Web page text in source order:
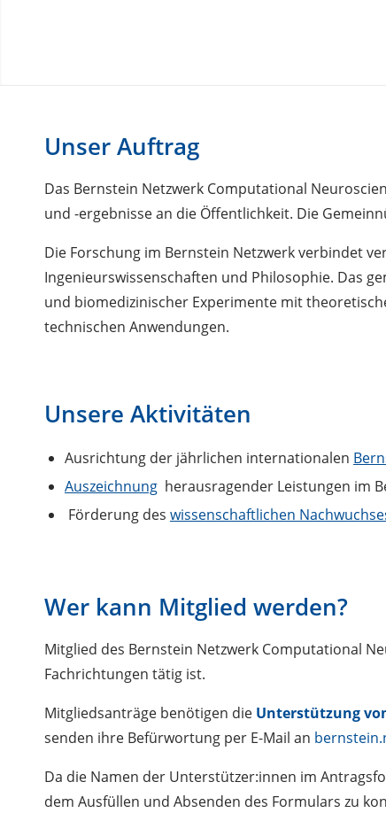
Unser Auftrag
Das Bernstein Netzwerk Computational
und -ergebnisse an die Öffentlichkeit. Die
Die Forschung im Bernstein Netzwerk verbindet
Ingenieurswissenschaften und Philosophie. Das
und biomedizinischer Experimente mit
technischen Anwendungen.
Unsere Aktivitäten
Ausrichtung der jährlichen internationalen
Auszeichnung herausragender Leistungen im
Förderung des wissenschaftlichen
Wer kann Mitglied werden?
Mitglied des Bernstein Netzwerk Computational
Fachrichtungen tätig ist.
Mitgliedsanträge benötigen die Unterstützung
senden ihre Befürwortung per E-Mail an
Da die Namen der Unterstützer:innen im
dem Ausfüllen und Absenden des Formulars zu